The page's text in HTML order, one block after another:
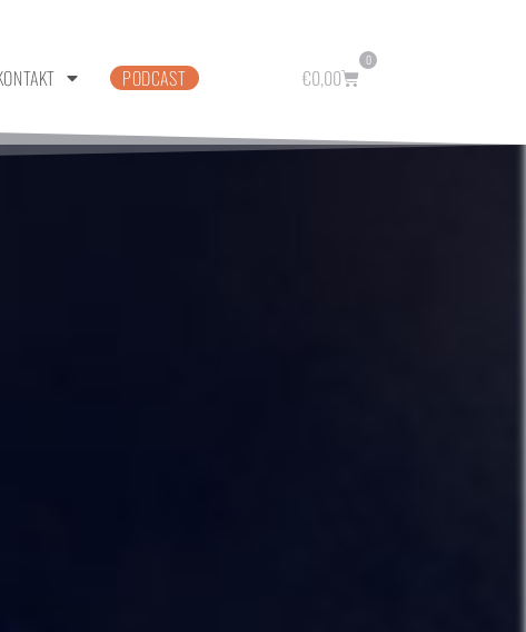
PODCAST €0,00
0